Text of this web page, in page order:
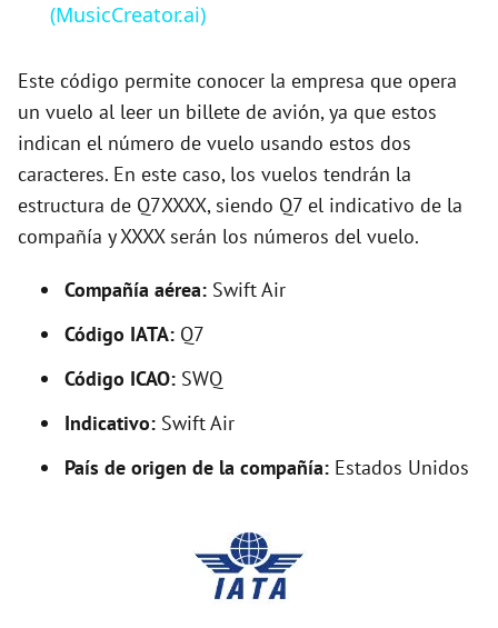
V
i
d
(MusicCreator.ai)
Este código permite conocer la empresa que opera
un vuelo al leer un billete de avión, ya que estos
indican el número de vuelo usando estos dos
caracteres. En este caso, los vuelos tendrán la
estructura de Q7XXXX, siendo Q7 el indicativo de la
compañía y XXXX serán los números del vuelo.
Compañía aérea: Swift Air
Código IATA: Q7
Código ICAO: SWQ
Indicativo: Swift Air
País de origen de la compañía: Estados Unidos